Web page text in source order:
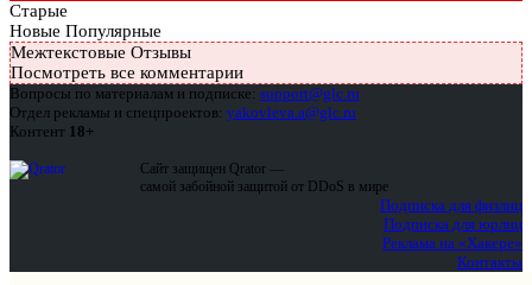
Старые
Новые Популярные
Межтекстовые Отзывы
Посмотреть все комментарии
Вопросы по материалам и подписке: support@glc.ru
Отдел рекламы и спецпроектов: yakovleva.a@glc.ru
Контент 18+
Сайт защищен Qrator —
самой забойной защитой от DDoS в мире
Подписка для физлиц
Подписка для юрлиц
Реклама на «Хакере»
Контакты